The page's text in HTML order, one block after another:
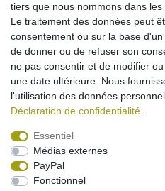
avec TVA
Mentions légales
tiers que nous nommons dans les
Le traitement des données peut
consentement ou sur la base
de donner ou de refuser son
ne pas consentir et de modifier
une date ultérieure. Nous
l'utilisation des données
Déclaration de confidentialité
Essentiel
Médias externes
PayPal
Fonctionnel